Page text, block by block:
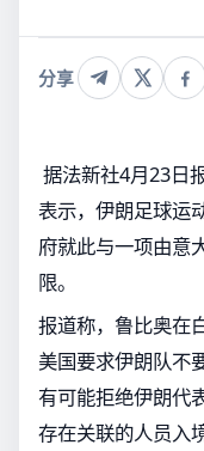
分享
据法新社4月23日
表示，伊朗足球运
府就此与一项由意
限。
报道称，鲁比奥在
美国要求伊朗队不
有可能拒绝伊朗代
存在关联的人员入